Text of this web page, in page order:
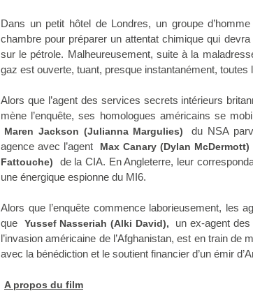
Dans un petit hôtel de Londres, un groupe
chambre pour préparer un attentat chimique qui
sur le pétrole. Malheureusement, suite à la
gaz est ouverte, tuant, presque instantanément, toutes
Alors que l’agent des services secrets intérieurs
mène l’enquête, ses homologues américains se
Maren Jackson (Julianna Margulies)
du NSA
agence avec l’agent
Max Canary (Dylan McDermott)
Fattouche)
de la CIA. En Angleterre, leur
une énergique espionne du MI6.
Alors que l’enquête commence laborieusement, les
que
Yussef Nasseriah (Alki David),
un ex-agent
l’invasion américaine de l’Afghanistan, est en train de
avec la bénédiction et le soutient financier d’un émir
A propos du film